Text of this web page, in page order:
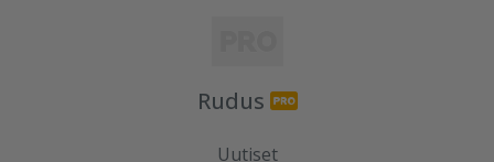
Rudus
Uutiset